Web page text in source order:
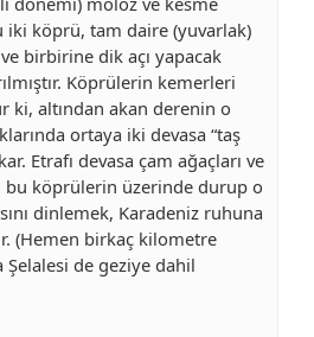
iki köprü, tam daire (yuvarlak)
birbirine dik açı yapacak
Köprülerin kemerleri
ki, altından akan derenin o
ortaya iki devasa “taş
Etrafı devasa çam ağaçları ve
bu köprülerin üzerinde durup o
dinlemek, Karadeniz ruhuna
(Hemen birkaç kilometre
de geziye dahil